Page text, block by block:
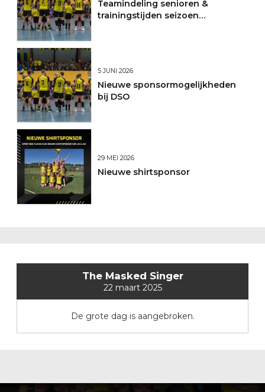
Teamindeling senioren &
trainingstijden seizoen
5 JUNI 2026
Nieuwe sponsormogelijkheden
bij DSO
29 MEI 2026
Nieuwe shirtsponsor
The Masked Singer
22 maart 2025
De grote dag is aangebroken.